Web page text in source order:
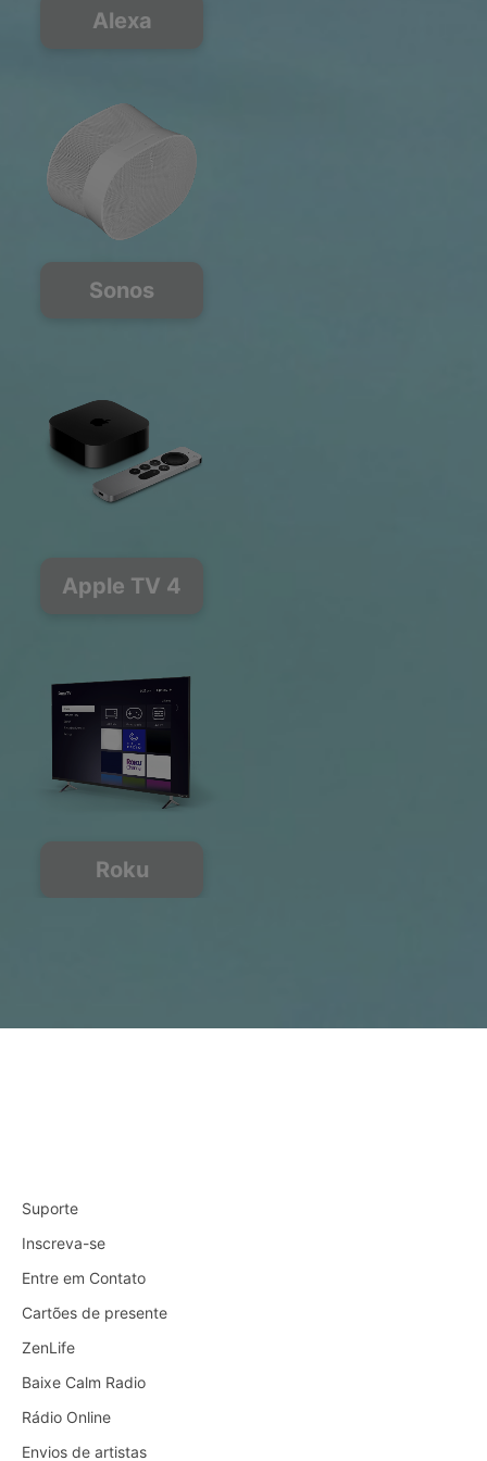
Alexa
Sonos
Apple TV 4
Roku
Suporte
Inscreva-se
Entre em Contato
Cartões de presente
ZenLife
Baixe Calm Radio
Rádio Online
Envios de artistas